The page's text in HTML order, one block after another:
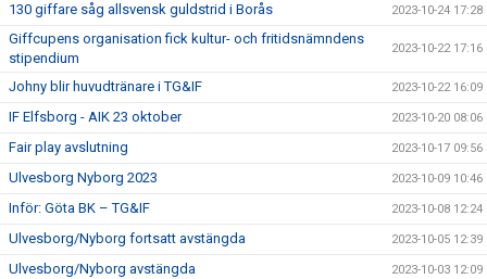
130 giffare såg allsvensk guldstrid i Borås 2023-10-24 17:28
Giffcupens organisation fick kultur- och fritidsnämndens
stipendium
2023-10-22 17:16
Johny blir huvudtränare i TG&IF 2023-10-22 16:09
IF Elfsborg - AIK 23 oktober 2023-10-20 08:06
Fair play avslutning 2023-10-17 09:56
Ulvesborg Nyborg 2023 2023-10-09 10:46
Inför: Göta BK – TG&IF 2023-10-08 12:24
Ulvesborg/Nyborg fortsatt avstängda 2023-10-05 12:39
Ulvesborg/Nyborg avstängda 2023-10-03 12:09